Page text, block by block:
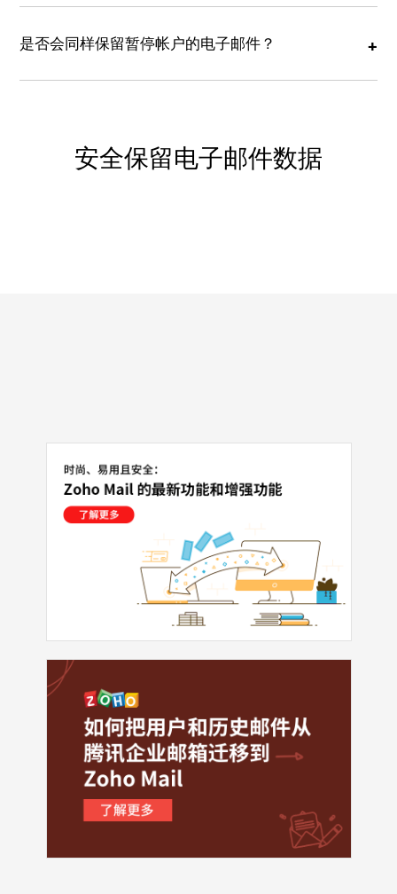
是否会同样保留暂停帐户的电子邮件？
安全保留电子邮件数据